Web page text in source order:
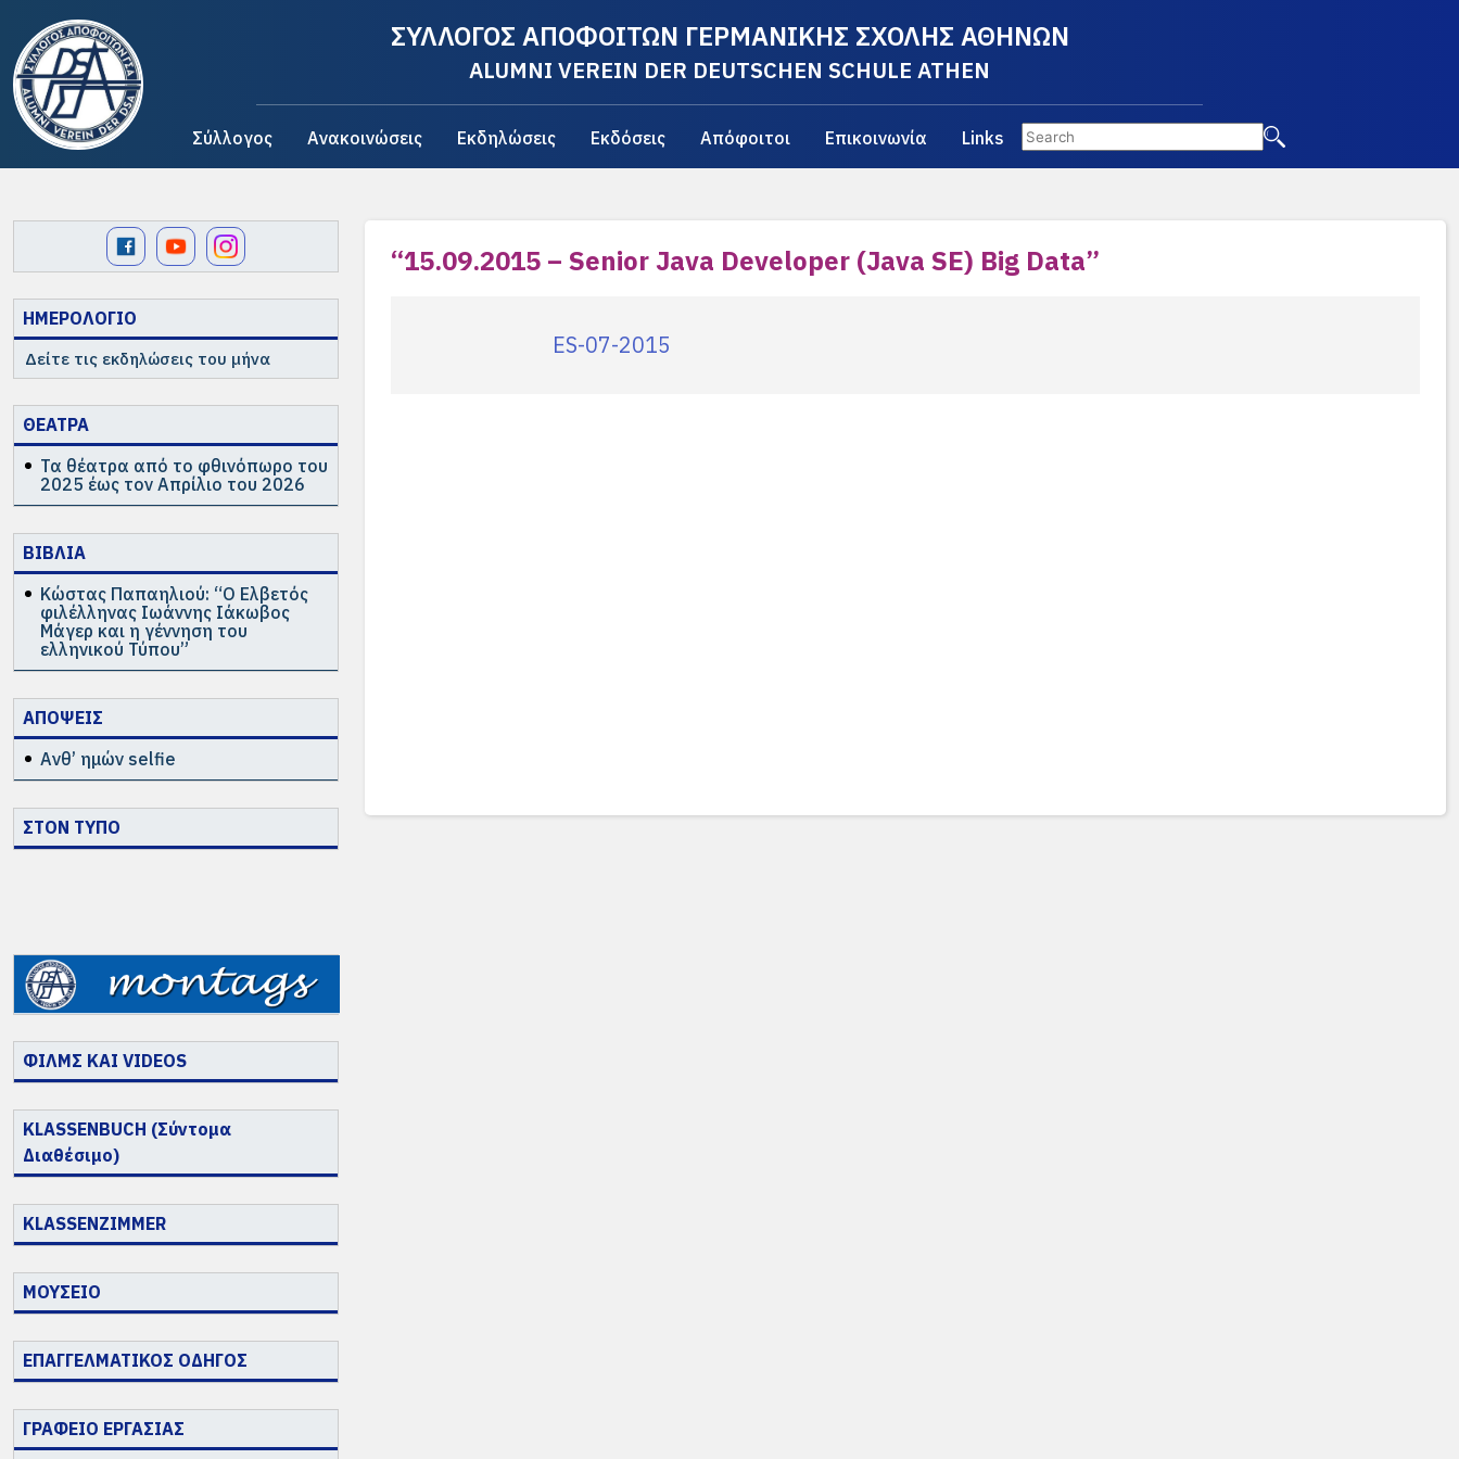
ΣΥΛΛΟΓΟΣ ΑΠΟΦΟΙΤΩΝ ΓΕΡΜΑΝΙΚΗΣ ΣΧΟΛΗΣ ΑΘΗΝΩΝ
ALUMNI VEREIN DER DEUTSCHEN SCHULE ATHEN
Σύλλογος Ανακοινώσεις Εκδηλώσεις Εκδόσεις Απόφοιτοι Επικοινωνία Links
ΗΜΕΡΟΛΟΓΙΟ
Δείτε τις εκδηλώσεις του μήνα
ΘΕΑΤΡΑ
Τα θέατρα από το φθινόπωρο του
2025 έως τον Απρίλιο του 2026
ΒΙΒΛΙΑ
Κώστας Παπαηλιού: “Ο Ελβετός
φιλέλληνας Ιωάννης Ιάκωβος
Μάγερ και η γέννηση του
ελληνικού Τύπου”
ΑΠΟΨΕΙΣ
Ανθ’ ημών selfie
ΣΤΟΝ ΤΥΠΟ
“15.09.2015 – Senior Java Developer (Java SE) Big Data”
ES-07-2015
ΦΙΛΜΣ ΚΑΙ VIDEOS
KLASSENBUCH (Σύντομα
Διαθέσιμο)
KLASSENZIMMER
ΜΟΥΣΕΙΟ
ΕΠΑΓΓΕΛΜΑΤΙΚΟΣ ΟΔΗΓΟΣ
ΓΡΑΦΕΙΟ ΕΡΓΑΣΙΑΣ